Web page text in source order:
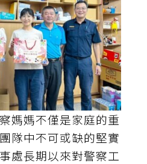
媽媽不僅是家庭的重
隊中不可或缺的堅實
處長期以來對警察工